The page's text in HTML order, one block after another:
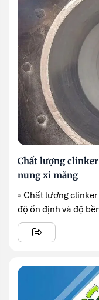
Chất lượng
nung xi măng
» Chất lượng
độ ổn định và độ